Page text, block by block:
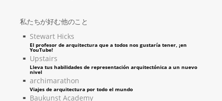
私たちが好む他のこと
Stewart Hicks
El profesor de arquitectura que a todos nos gustaría tener, ¡en
YouTube!
Upstairs
Lleva tus habilidades de representación arquitectónica a un nuevo
nivel
archimarathon
Viajes de arquitectura por todo el mundo
Baukunst Academy